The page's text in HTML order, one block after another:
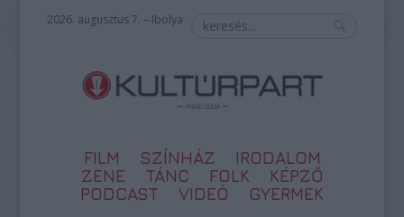
2026. augusztus 7. – Ibolya
FILM SZÍNHÁZ
IRODALOM
ZENE
TÁNC FOLK
KÉPZŐ
PODCAST
VIDEÓ GYERMEK